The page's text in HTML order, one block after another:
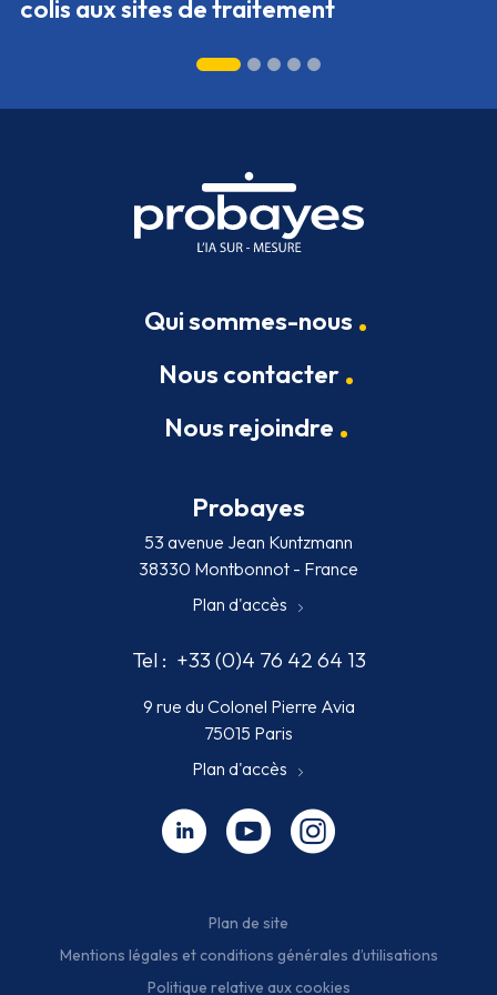
colis aux sites de traitement
Qui sommes-nous
Nous contacter
Nous rejoindre
Probayes
53 avenue Jean Kuntzmann
38330 Montbonnot - France
Plan d'accès
Tel : +33 (0)4 76 42 64 13
9 rue du Colonel Pierre Avia
75015 Paris
Plan d'accès
Linkedin - nouvelle fenêtre
Youtube - nouvelle fenêtre
Instagram - nouvelle
Plan de site
Mentions légales et conditions générales d’utilisations
Politique relative aux cookies